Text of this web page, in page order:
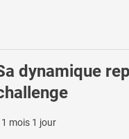
dynamique
1 mois 1 jour